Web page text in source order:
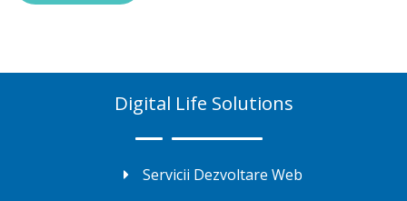
Digital Life Solutions
Servicii Dezvoltare Web